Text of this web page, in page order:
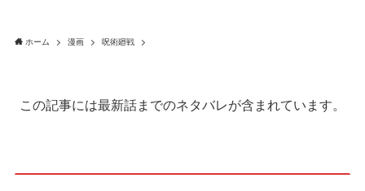
ホーム 漫画 呪術廻戦
この記事には最新話までのネタバレが含まれています。